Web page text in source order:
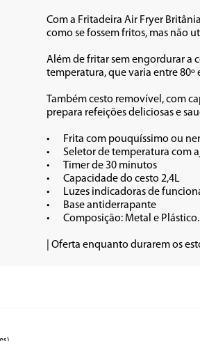
Com a Fritadeira Air Fryer
como se fossem fritos, mas não
Além de fritar sem engordurar a
temperatura, que varia entre
Também cesto removível, com
prepara refeições deliciosas e
•	Frita com pouquíssimo ou nenhum óleo
•	Seletor de temperatura com ajuste de 80 a 200°C
•	Timer de 30 minutos
•	Capacidade do cesto 2,4L
•	Luzes indicadoras de funcionamento e aquecimento
•	Base antiderrapante
•	Composição: Metal e Plástico.
| Oferta enquanto durarem os